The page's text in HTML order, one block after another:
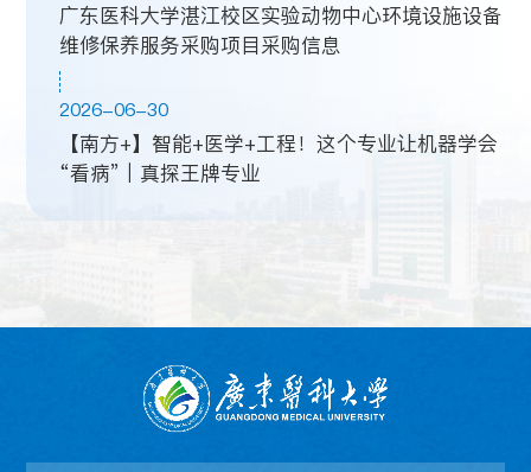
广东医科大学湛江校区实验动物中心环境设施设备
维修保养服务采购项目采购信息
2026-06-30
【南方+】智能+医学+工程！这个专业让机器学会
“看病”｜真探王牌专业